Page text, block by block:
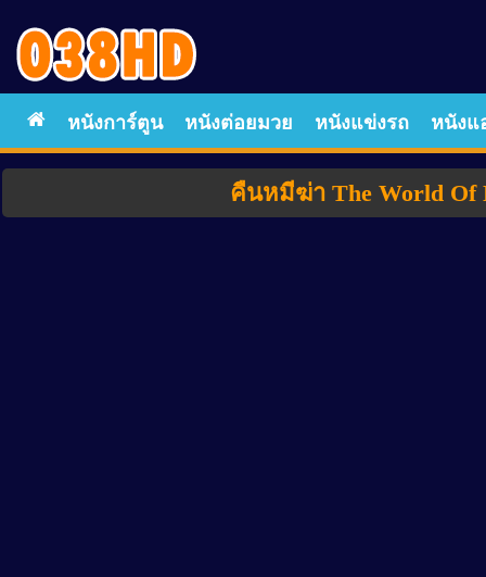
หนังการ์ตูน หนังต่อยมวย หนังแข่งรถ หนัง
คืนหมีฆ่า The World Of